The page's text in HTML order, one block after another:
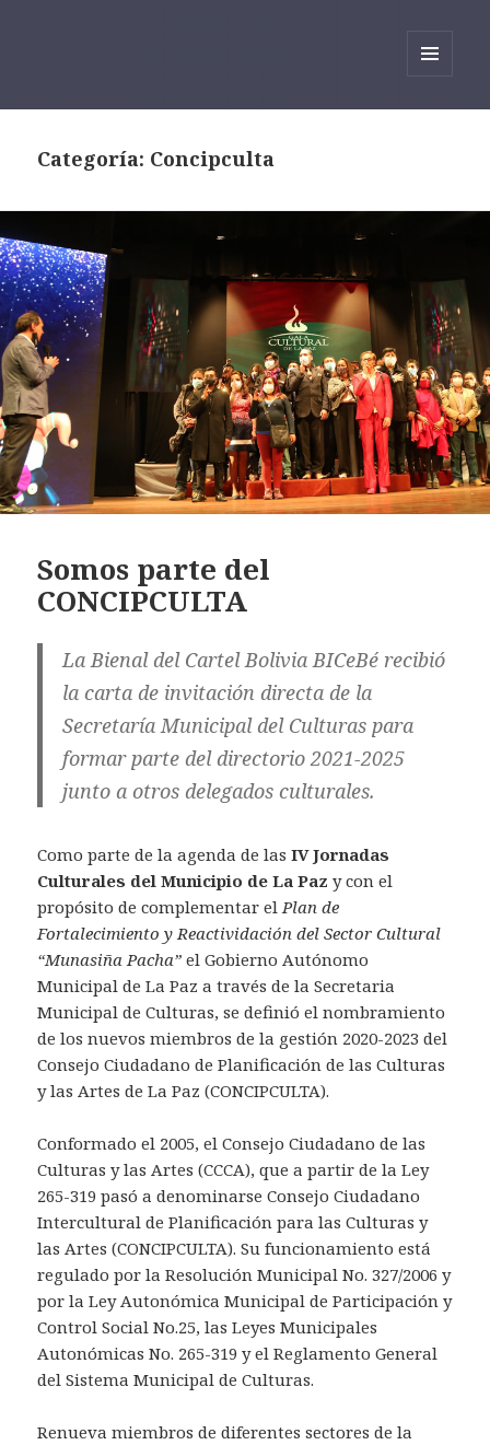
Categoría: Concipculta
Somos parte del
CONCIPCULTA
La Bienal del Cartel Bolivia BICeBérecibió
la carta de invitación directa de la
Secretaría Municipal del Culturas para
formar parte del directorio 2021-2025
junto a otros delegados culturales.
Como parte de la agenda de lasIV Jornadas
Culturales del Municipio de La Paz y con el
propósito de complementar elPlan de
Fortalecimiento y Reactividación del Sector Cultural
“Munasiña Pacha” el Gobierno Autónomo
Municipal de La Paz a través de la Secretaria
Municipal de Culturas, se definió el nombramiento
de los nuevos miembros de la gestión 2020-2023 del
Consejo Ciudadano de Planificación de las Culturas
y las Artes de La Paz (CONCIPCULTA).
Conformado el 2005, el Consejo Ciudadano de las
Culturas y las Artes (CCCA), que a partir de la Ley
265-319 pasó a denominarse Consejo Ciudadano
Intercultural de Planificación para las Culturas y
las Artes (CONCIPCULTA). Su funcionamiento está
regulado por la Resolución Municipal No. 327/2006 y
por la Ley Autonómica Municipal de Participación y
Control Social No.25, las Leyes Municipales
Autonómicas No. 265-319 y el Reglamento General
del Sistema Municipal de Culturas.
Renueva miembros de diferentes sectores de la